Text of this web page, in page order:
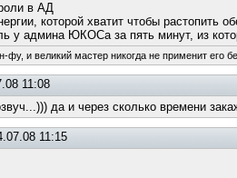
в АД
которой хватит чтобы растопить
у админа ЮКОСа за пять минут, из
фу, и великий мастер никогда не применит его
11:08
да и через сколько времени
11:15